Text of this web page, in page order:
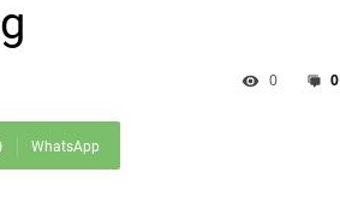
0
0
WhatsApp